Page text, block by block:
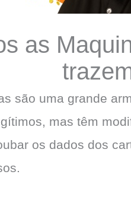
as
são uma grande
mas têm
os dados dos